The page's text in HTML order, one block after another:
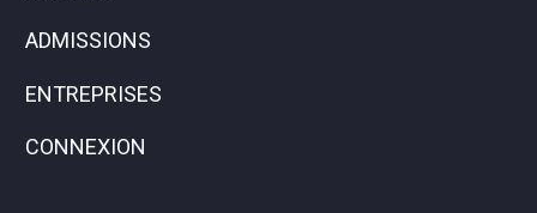
ADMISSIONS
ENTREPRISES
CONNEXION